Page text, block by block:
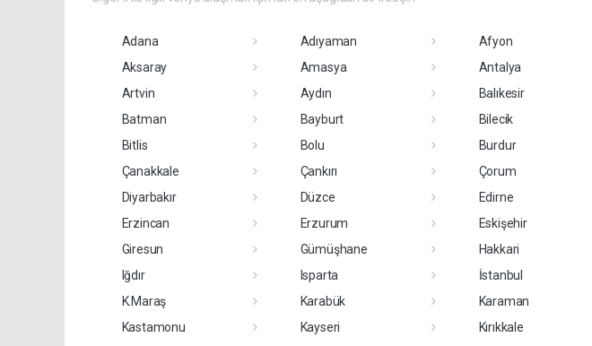
Adana Adıyaman Afyon
Aksaray
Amasya Antalya
Artvin
Aydın Balıkesir
Batman
Bayburt Bilecik
Bitlis
Bolu Burdur
Çanakkale
Çankırı Çorum
Diyarbakır
Düzce Edirne
Erzincan
Erzurum Eskişehir
Giresun
Gümüşhane Hakkari
Iğdır
Isparta İstanbul
K.Maraş
Karabük Karaman
Kastamonu
Kayseri Kırıkkale